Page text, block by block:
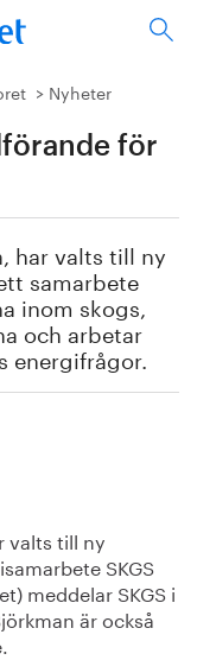
Nyheter
för
har valts till ny
samarbete
inom skogs,
och arbetar
energifrågor.
valts till ny
SKGS
meddelar SKGS i
är också